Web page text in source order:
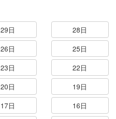
29日
28日
26日
25日
23日
22日
20日
19日
17日
16日